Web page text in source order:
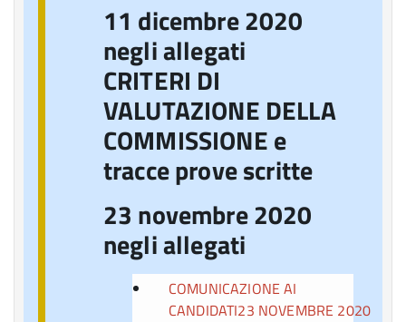
11 dicembre 2020
negli allegati
CRITERI DI
VALUTAZIONE DELLA
COMMISSIONE e
tracce prove scritte
23 novembre 2020
negli allegati
COMUNICAZIONE AI
CANDIDATI23 NOVEMBRE 2020